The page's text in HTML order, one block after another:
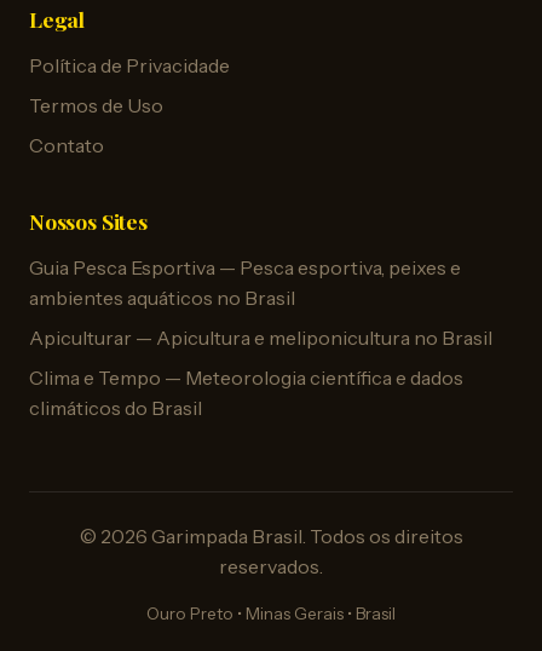
Legal
Política de Privacidade
Termos de Uso
Contato
Nossos Sites
Guia Pesca Esportiva — Pesca esportiva, peixes e
ambientes aquáticos no Brasil
Apiculturar — Apicultura e meliponicultura no Brasil
Clima e Tempo — Meteorologia científica e dados
climáticos do Brasil
© 2026 Garimpada Brasil. Todos os direitos
reservados.
Ouro Preto • Minas Gerais • Brasil